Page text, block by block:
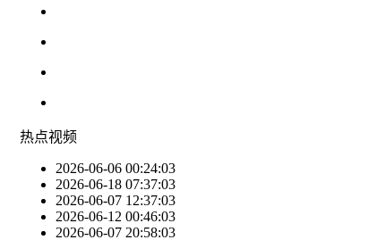
热点视频
2026-06-06 00:24:03
2026-06-18 07:37:03
2026-06-07 12:37:03
2026-06-12 00:46:03
2026-06-07 20:58:03